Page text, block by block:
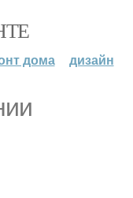
дома дизайн